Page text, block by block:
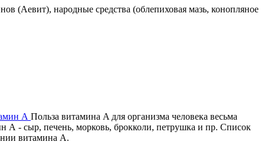
(Аевит), народные средства (облепиховая мазь, конопляное
А Польза витамина A для организма человека весьма
А - сыр, печень, морковь, брокколи, петрушка и пр. Список
витамина А.